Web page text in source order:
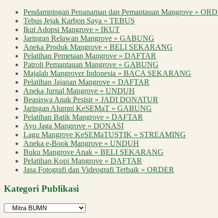
Pendampingan Penanaman dan Pemantauan Mangrove »
Tebus Jejak Karbon Saya » TEBUS
Ikut Adopsi Mangrove » IKUT
Jaringan Relawan Mangrove » GABUNG
Aneka Produk Mangrove » BELI SEKARANG
Pelatihan Pemetaan Mangrove » DAFTAR
Patroli Pemantauan Mangrove » GABUNG
Majalah Mangrover Indonesia » BACA SEKARANG
Pelatihan Jajanan Mangrove » DAFTAR
Aneka Jurnal Mangrove » UNDUH
Beasiswa Anak Pesisir » JADI DONATUR
Jaringan Alumni KeSEMaT » GABUNG
Pelatihan Batik Mangrove » DAFTAR
Ayo Jaga Mangrove » DONASI
Lagu Mangrove KeSEMaTUSTIK » STREAMING
Aneka e-Book Mangrove » UNDUH
Buku Mangrove Anak » BELI SEKARANG
Pelatihan Kopi Mangrove » DAFTAR
Jasa Fotografi dan Videografi Terbaik » ORDER
Kategori Publikasi
Kategori